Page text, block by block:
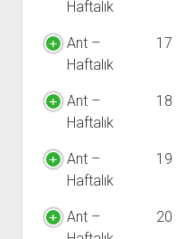
Haftalık
Ant –
Haftalık
17
Ant –
Haftalık
18
Ant –
Haftalık
19
Ant –
20